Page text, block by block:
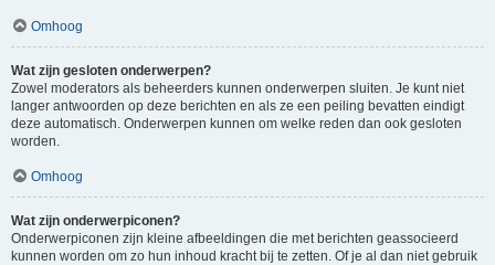
Omhoog
Wat zijn gesloten onderwerpen?
Zowel moderators als beheerders kunnen onderwerpen sluiten. Je kunt niet
langer antwoorden op deze berichten en als ze een peiling bevatten eindigt
deze automatisch. Onderwerpen kunnen om welke reden dan ook gesloten
worden.
Omhoog
Wat zijn onderwerpiconen?
Onderwerpiconen zijn kleine afbeeldingen die met berichten geassocieerd
kunnen worden om zo hun inhoud kracht bij te zetten. Of je al dan niet gebruik